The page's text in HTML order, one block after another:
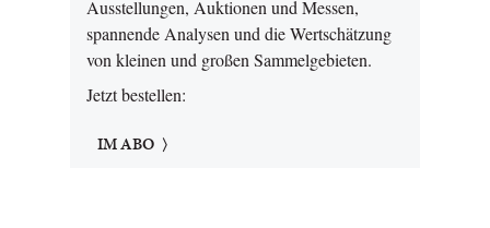
Ausstellungen, Auktionen und Messen,
spannende Analysen und die Wertschätzung
von kleinen und großen Sammelgebieten.
Jetzt bestellen:
IM ABO